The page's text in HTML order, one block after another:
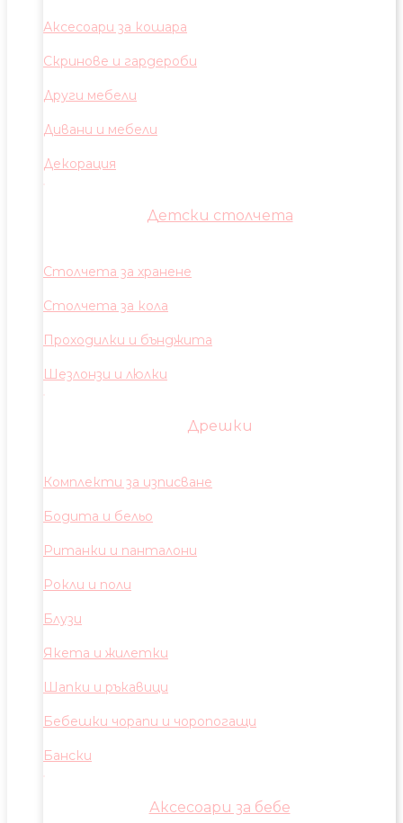
Аксесоари за кошара
Скринове и гардероби
Други мебели
Дивани и мебели
Декорация
Детски столчета
Столчета за хранене
Столчета за кола
Проходилки и бънджита
Шезлонзи и люлки
Дрешки
Комплекти за изписване
Бодита и бельо
Ританки и панталони
Рокли и поли
Блузи
Якета и жилетки
Шапки и ръкавици
Бебешки чорапи и чоропогащи
Бански
Аксесоари за бебе